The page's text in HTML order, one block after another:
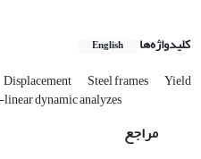
کلیدواژه‌ها English
Displacement Steel frames Yield
dynamic analyzes
مراجع